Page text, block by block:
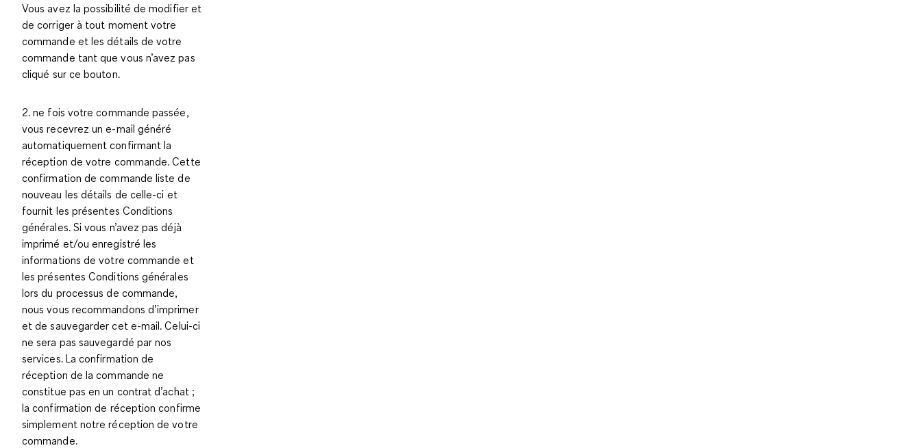
Vous avez la possibilité de modifier et
de corriger à tout moment votre
commande et les détails de votre
commande tant que vous n’avez pas
cliqué sur ce bouton.
2. ne fois votre commande passée,
vous recevrez un e-mail généré
automatiquement confirmant la
réception de votre commande. Cette
confirmation de commande liste de
nouveau les détails de celle-ci et
fournit les présentes Conditions
générales. Si vous n’avez pas déjà
imprimé et/ou enregistré les
informations de votre commande et
les présentes Conditions générales
lors du processus de commande,
nous vous recommandons d’imprimer
et de sauvegarder cet e-mail. Celui-ci
ne sera pas sauvegardé par nos
services. La confirmation de
réception de la commande ne
constitue pas en un contrat d’achat ;
la confirmation de réception confirme
simplement notre réception de votre
commande.